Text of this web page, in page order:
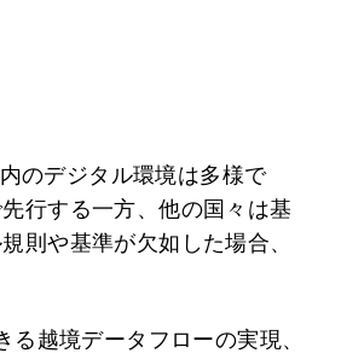
のデジタル環境は多様で
行する一方、他の国々は基
則や基準が欠如した場合、
越境データフローの実現、